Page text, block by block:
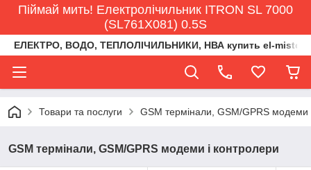
Піймай мить! Електролічильник ITRON SL 7000
(SL761X081) 0.5S
ЕЛЕКТРО, ВОДО, ТЕПЛОЛІЧИЛЬНИКИ, НВА купить el-
Товари та послуги GSM термінали, GSM/GPRS модеми
GSM термінали, GSM/GPRS модеми і контролери